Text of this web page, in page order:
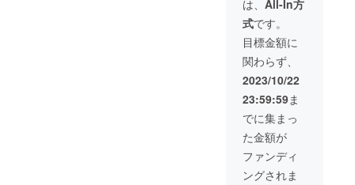
をご確
認くだ
さい。
ト（ク
ルミ、
カボ
チャ）
＊セッ
トの内
容は収
穫等の
状況に
よって
変更と
なる場
合があ
りま
は、 All-In方
式です。
目標金額に
関わらず、
2023/10/22
23:59:59ま
でに集まっ
た金額が
ファンディ
ングされま